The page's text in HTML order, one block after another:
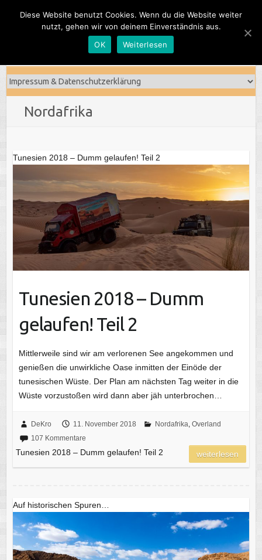
Nordafrika
Tunesien 2018 – Dumm gelaufen! Teil 2
Tunesien 2018 – Dumm
gelaufen! Teil 2
Mittlerweile sind wir am verlorenen See angekommen und
genießen die unwirkliche Oase inmitten der Einöde der
tunesischen Wüste. Der Plan am nächsten Tag weiter in die
Wüste vorzustoßen wird dann aber jäh unterbrochen…
DeKro 11. November 2018 Nordafrika, Overland
107 Kommentare
Tunesien 2018 – Dumm gelaufen! Teil 2 weiterlesen
Auf historischen Spuren…
Diese Website benutzt Cookies. Wenn du die Website weiter
nutzt, gehen wir von deinem Einverständnis aus.
OK
Weiterlesen